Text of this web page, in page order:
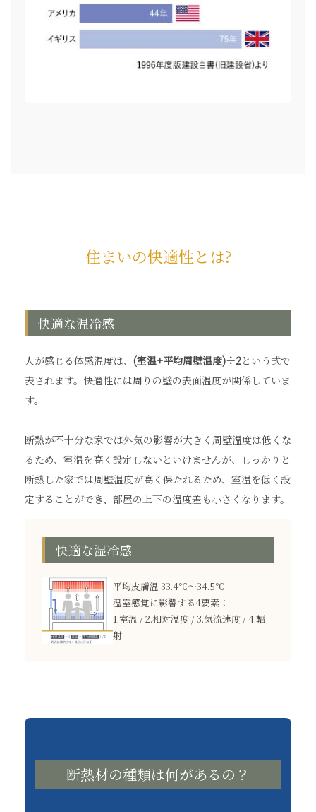
住まいの快適性とは?
快適な温冷感
人が感じる体感温度は、 (室温+平均周壁温度)÷2という式で
表されます。快適性には周りの壁の表面温度が関係していま
す。
断熱が不十分な家では外気の影響が大きく周壁温度は低くな
るため、室温を高く設定しないといけませんが、しっかりと
断熱した家では周壁温度が高く保たれるため、室温を低く設
定することができ、部屋の上下の温度差も小さくなります。
快適な湿冷感
平均皮膚温 33.4℃～34.5℃
温室感覚に影響する4要素：
1.室温 / 2.相対温度 / 3.気流速度 / 4.輻
射
断熱材の種類は何があるの？